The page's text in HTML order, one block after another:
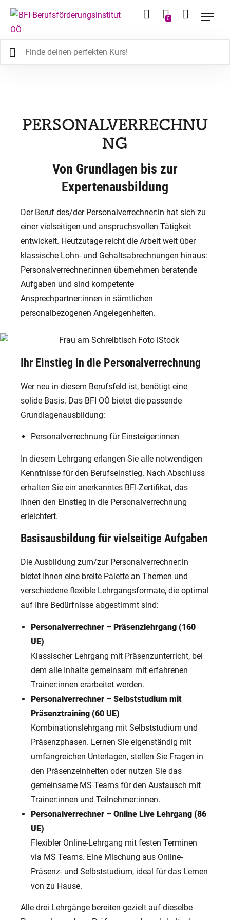
0
PERSONALVERRECHNU
NG
Von Grundlagen bis zur
Expertenausbildung
Der Beruf des/der Personalverrechner:in hat sich zu
einer vielseitigen und anspruchsvollen Tätigkeit
entwickelt. Heutzutage reicht die Arbeit weit über
klassische Lohn- und Gehaltsabrechnungen hinaus:
Personalverrechner:innen übernehmen beratende
Aufgaben und sind kompetente
Ansprechpartner:innen in sämtlichen
personalbezogenen Angelegenheiten.
Ihr Einstieg in die Personalverrechnung
Wer neu in diesem Berufsfeld ist, benötigt eine
solide Basis. Das BFI OÖ bietet die passende
Grundlagenausbildung:
Personalverrechnung für Einsteiger:innen
In diesem Lehrgang erlangen Sie alle notwendigen
Kenntnisse für den Berufseinstieg. Nach Abschluss
erhalten Sie ein anerkanntes BFI-Zertifikat, das
Ihnen den Einstieg in die Personalverrechnung
erleichtert.
Basisausbildung für vielseitige Aufgaben
Die Ausbildung zum/zur Personalverrechner:in
bietet Ihnen eine breite Palette an Themen und
verschiedene flexible Lehrgangsformate, die optimal
auf Ihre Bedürfnisse abgestimmt sind:
Personalverrechner – Präsenzlehrgang (160
UE)
Klassischer Lehrgang mit Präsenzunterricht, bei
dem alle Inhalte gemeinsam mit erfahrenen
Trainer:innen erarbeitet werden.
Personalverrechner – Selbststudium mit
Präsenztraining (60 UE)
Kombinationslehrgang mit Selbststudium und
Präsenzphasen. Lernen Sie eigenständig mit
umfangreichen Unterlagen, stellen Sie Fragen in
den Präsenzeinheiten oder nutzen Sie das
gemeinsame MS Teams für den Austausch mit
Trainer:innen und Teilnehmer:innen.
Personalverrechner – Online Live Lehrgang (86
UE)
Flexibler Online-Lehrgang mit festen Terminen
via MS Teams. Eine Mischung aus Online-
Präsenz- und Selbststudium, ideal für das Lernen
von zu Hause.
Alle drei Lehrgänge bereiten gezielt auf dieselbe